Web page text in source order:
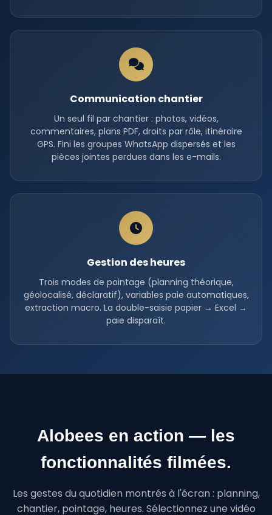
Communication chantier
Un seul fil par chantier : photos, vidéos,
commentaires, plans PDF, droits par rôle, itinéraire
GPS. Fini les groupes WhatsApp dispersés et les
pièces jointes perdues dans les e-mails.
Gestion des heures
Trois modes de pointage (planning théorique,
géolocalisé, déclaratif), variables paie automatiques,
extraction macro. La double-saisie papier → Excel →
paie disparaît.
Alobees en action — les
fonctionnalités filmées.
Les gestes du quotidien montrés à l'écran : planning,
chantier, pointage, heures. Sélectionnez une vidéo